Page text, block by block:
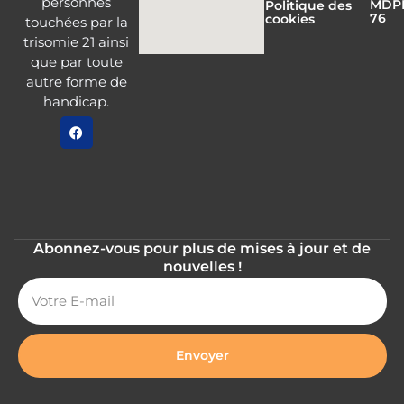
touchées par la
trisomie 21 ainsi
que par toute
autre forme de
handicap.
Politique des
cookies
76
Abonnez-vous pour plus de mises à jour et de
nouvelles !
Envoyer